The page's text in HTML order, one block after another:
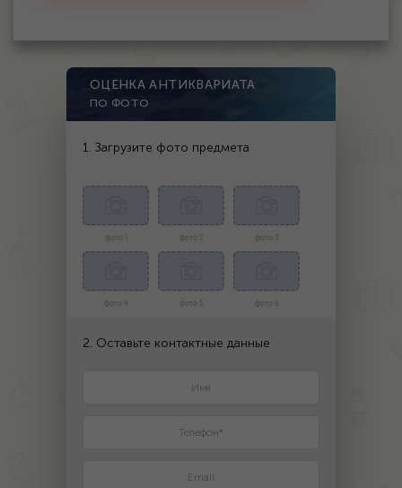
ОЦЕНКА АНТИКВАРИАТА
ПО ФОТО
1. Загрузите фото предмета
фото 1 фото 2 фото 3
фото 4 фото 5 фото 6
2. Оставьте контактные данные